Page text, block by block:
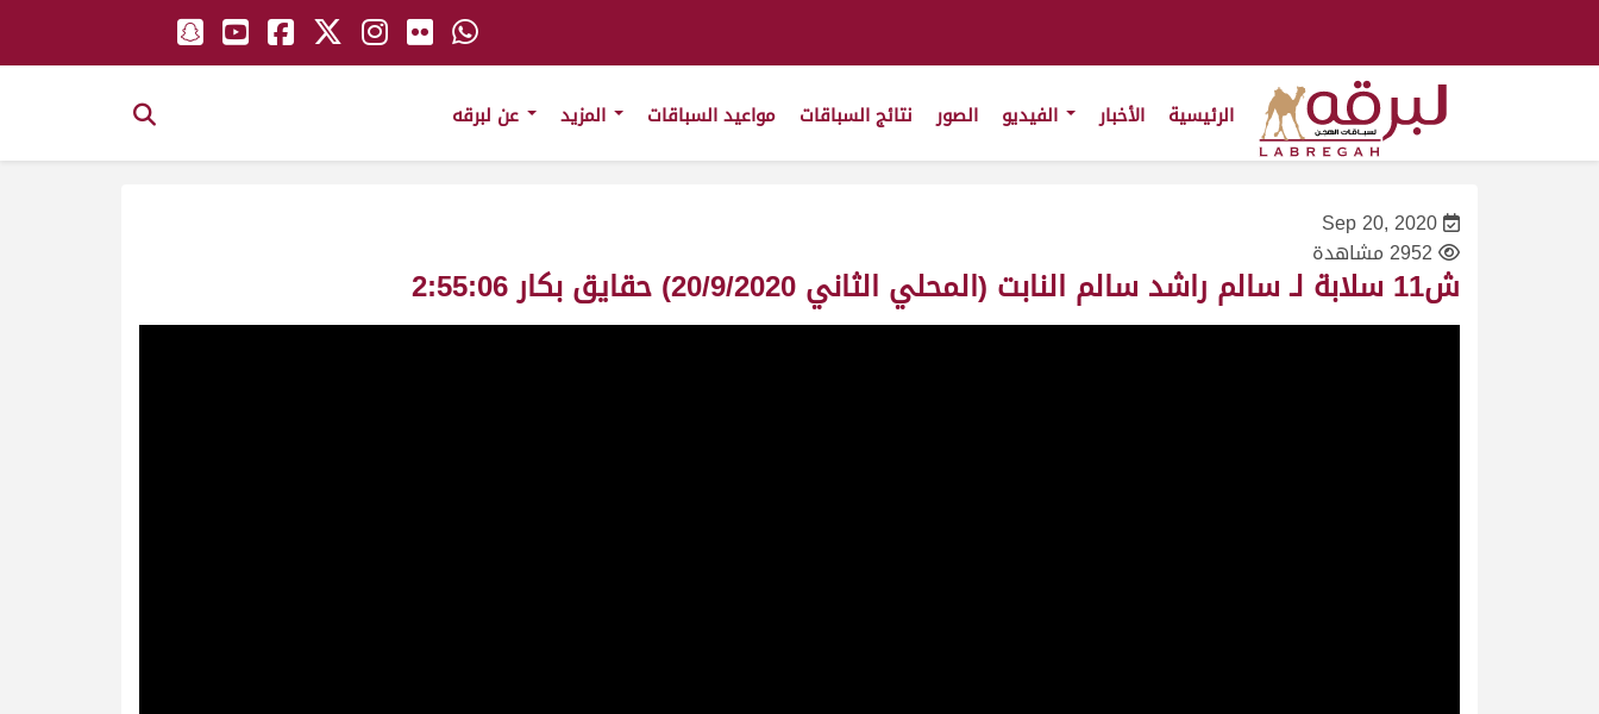
الرئيسية الأخبار الصور نتائج السباقات مواعيد السباقات
Sep 20, 2020
2952 مشاهدة
ش11 سلابة لـ سالم راشد سالم النابت (المحلي الثاني 20/9/2020) حقايق بكار 2:55:06